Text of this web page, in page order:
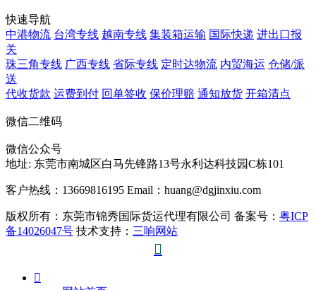
快速导航
中港物流 台湾专线 越南专线 集装箱运输 国际快递 进出口报
关
珠三角专线 广西专线 省际专线 定时达物流 内贸海运 仓储/派
送
代收货款 运费到付 回单签收 保价理赔 通知放货 开箱清点
微信二维码
微信公众号
地址: 东莞市南城区白马先锋路13号永利达科技园C栋101
客户热线：13669816195 Email：huang@dgjinxiu.com
版权所有：东莞市锦秀国际货运代理有限公司 备案号： 粤ICP
备14026047号 技术支持： 三响网站

